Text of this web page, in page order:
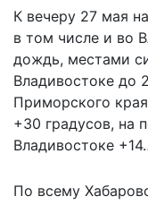
К вечеру 27 мая
в том числе и во
дождь, местами
Владивостоке до
Приморского
+30 градусов, на
Владивостоке
По всему